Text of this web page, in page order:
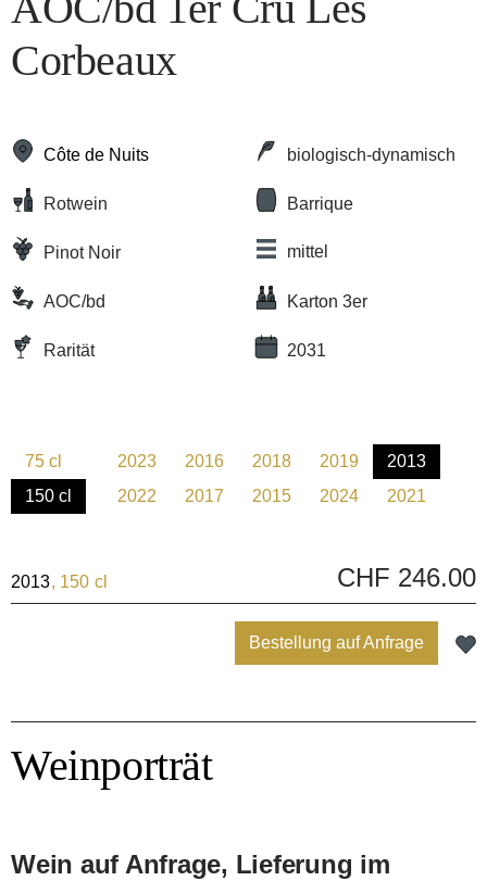
Corbeaux
Côte de Nuits biologisch-dynamisch
Rotwein Barrique
Pinot Noir mittel
AOC/bd Karton 3er
Rarität 2031
75 cl
150 cl
2023 2016 2018 2019 2013
2022 2017 2015 2024 2021
2013, 150 cl CHF 246.00
Bestellung auf Anfrage
Weinporträt
Wein auf Anfrage, Lieferung im